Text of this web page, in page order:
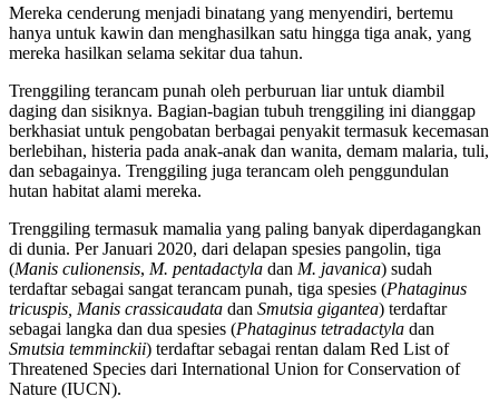
Mereka cenderung menjadi binatang yang menyendiri, bertemu
hanya untuk kawin dan menghasilkan satu hingga tiga anak, yang
mereka hasilkan selama sekitar dua tahun.
Trenggiling terancam punah oleh perburuan liar untuk diambil
daging dan sisiknya. Bagian-bagian tubuh trenggiling ini dianggap
berkhasiat untuk pengobatan berbagai penyakit termasuk kecemasan
berlebihan, histeria pada anak-anak dan wanita, demam malaria, tuli,
dan sebagainya. Trenggiling juga terancam oleh penggundulan
hutan habitat alami mereka.
Trenggiling termasuk mamalia yang paling banyak diperdagangkan
di dunia. Per Januari 2020, dari delapan spesies pangolin, tiga
(Manis culionensis, M. pentadactyla dan M. javanica) sudah
terdaftar sebagai sangat terancam punah, tiga spesies (Phataginus
tricuspis, Manis crassicaudata dan Smutsia gigantea) terdaftar
sebagai langka dan dua spesies (Phataginus tetradactyla dan
Smutsia temminckii) terdaftar sebagai rentan dalam Red List of
Threatened Species dari International Union for Conservation of
Nature (IUCN).